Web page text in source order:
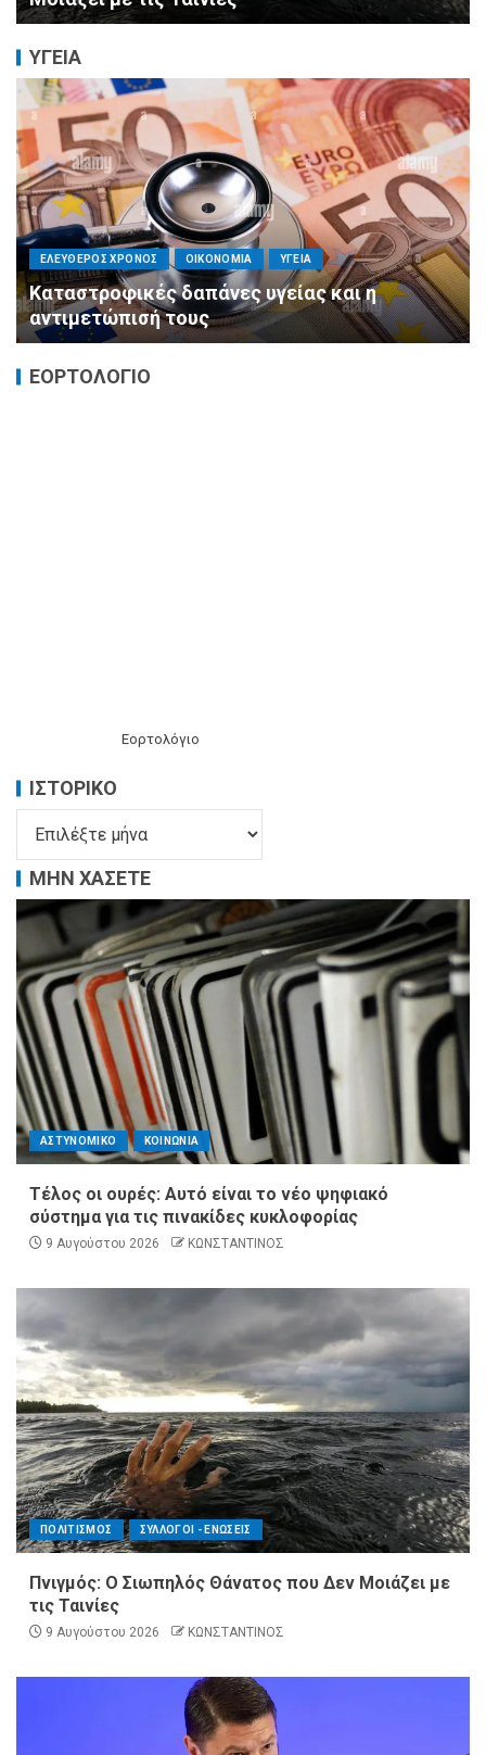
ΥΓΕΙΑ
ΑΝΑΤΟΛΙΚΑ ΠΡΟΑΣΤΙΑ ΒΑΡΗ-ΒΟΥΛΑ-ΒΟΥΛΙΑΓΜΕΝΗ ΥΓΕΙΑ
Νέα υπερσύγχρονη Ουρολογική Κλινική στο
«Ασκληπιείο» Βούλας: Δωρεά 23 νέων κλινών
από την ΑΙΓΕΑΣ ΑΜΚΕ
ΕΟΡΤΟΛΟΓΙΟ
Εορτολόγιο
ΙΣΤΟΡΙΚΌ
ΜΗΝ ΧΑΣΕΤΕ
ΑΣΤΥΝΟΜΙΚΟ ΚΟΙΝΩΝΙΑ
Τέλος οι ουρές: Αυτό είναι το νέο ψηφιακό
σύστημα για τις πινακίδες κυκλοφορίας
9 Αυγούστου 2026 ΚΩΝΣΤΑΝΤΙΝΟΣ
ΠΟΛΙΤΙΣΜΟΣ ΣΥΛΛΟΓΟΙ - ΕΝΩΣΕΙΣ
Πνιγμός: Ο Σιωπηλός Θάνατος που Δεν Μοιάζει με
τις Ταινίες
9 Αυγούστου 2026 ΚΩΝΣΤΑΝΤΙΝΟΣ